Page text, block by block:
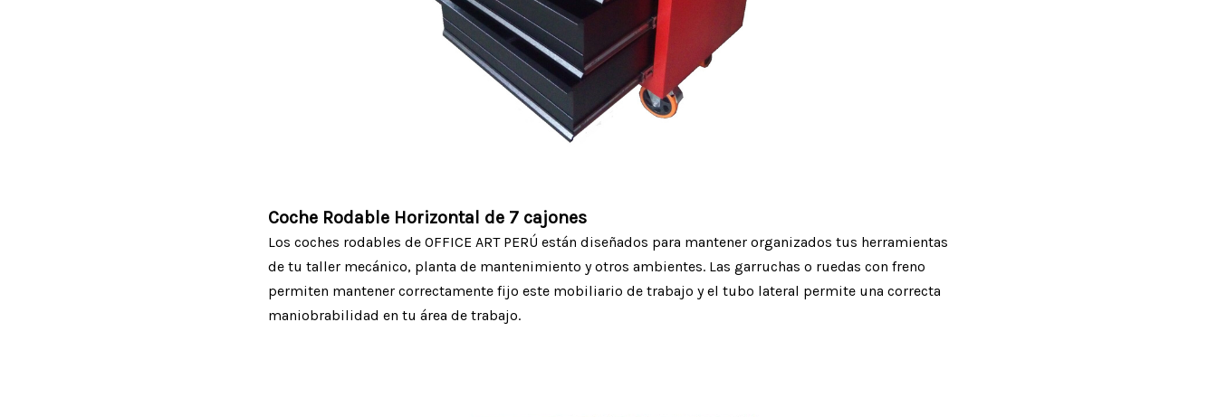
Coche Rodable Horizontal de 7 cajones
Los coches rodables de OFFICE ART PERÚ están diseñados para mantener organizados tus herramientas
de tu taller mecánico, planta de mantenimiento y otros ambientes. Las garruchas o ruedas con freno
permiten mantener correctamente fijo este mobiliario de trabajo y el tubo lateral permite una correcta
maniobrabilidad en tu área de trabajo.